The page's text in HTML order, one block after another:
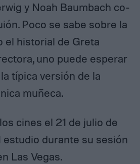
y Noah Baumbach co-
Poco se sabe sobre la
el historial de Greta
uno puede esperar
típica versión de la
muñeca.
cines el 21 de julio de
estudio durante su sesión
Las Vegas.